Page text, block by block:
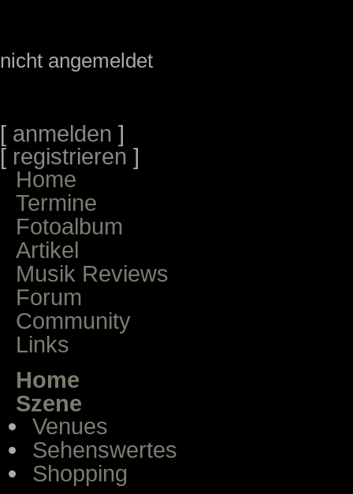
nicht angemeldet
[ anmelden ]
[ registrieren ]
Home
Termine
Fotoalbum
Artikel
Musik Reviews
Forum
Community
Links
Home
Szene
Venues
Sehenswertes
Shopping